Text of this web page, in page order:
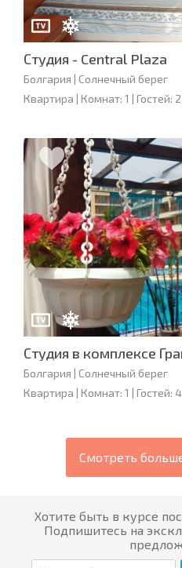
Студия - Central Plaza
Болгария | Солнечный берег
Квартира | Комнат: 1 | Гостей: 2
Студия в комплексе
Болгария | Солнечный берег
Квартира | Комнат: 1 | Гостей: 4
Смотреть
Хотите быть в курсе
Подпишитесь на